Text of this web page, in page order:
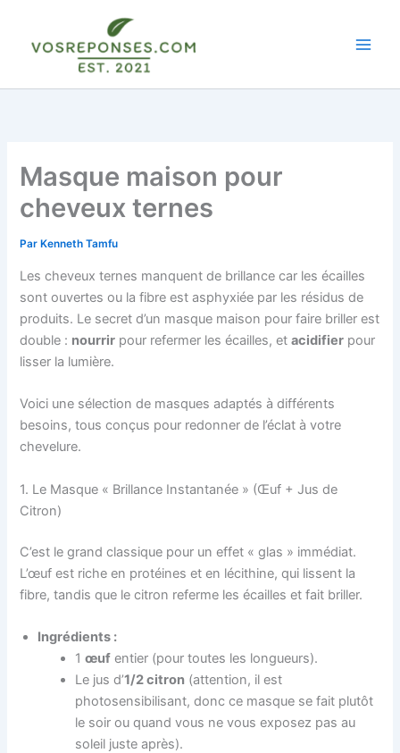
contenu
Masque maison pour
cheveux ternes
Par Kenneth Tamfu
Les cheveux ternes manquent de brillance car les écailles
sont ouvertes ou la fibre est asphyxiée par les résidus de
produits. Le secret d’un masque maison pour faire briller est
double : nourrir pour refermer les écailles, etacidifier pour
lisser la lumière.
Voici une sélection de masques adaptés à différents
besoins, tous conçus pour redonner de l’éclat à votre
chevelure.
1. Le Masque « Brillance Instantanée » (Œuf + Jus de
Citron)
C’est le grand classique pour un effet « glas » immédiat.
L’œuf est riche en protéines et en lécithine, qui lissent la
fibre, tandis que le citron referme les écailles et fait briller.
Ingrédients :
1œuf entier (pour toutes les longueurs).
Le jus d’1/2 citron (attention, il est
photosensibilisant, donc ce masque se fait plutôt
le soir ou quand vous ne vous exposez pas au
soleil juste après).